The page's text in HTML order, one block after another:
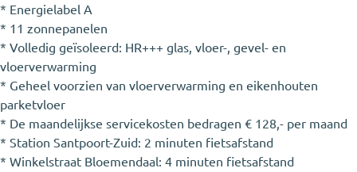
* Energielabel A
* 11 zonnepanelen
* Volledig geïsoleerd: HR+++ glas, vloer-, gevel- en
vloerverwarming
* Geheel voorzien van vloerverwarming en eikenhouten
parketvloer
* De maandelijkse servicekosten bedragen € 128,- per maand
* Station Santpoort-Zuid: 2 minuten fietsafstand
* Winkelstraat Bloemendaal: 4 minuten fietsafstand